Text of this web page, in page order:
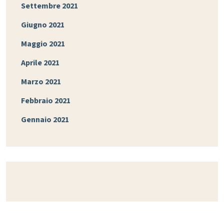
Settembre 2021
Giugno 2021
Maggio 2021
Aprile 2021
Marzo 2021
Febbraio 2021
Gennaio 2021